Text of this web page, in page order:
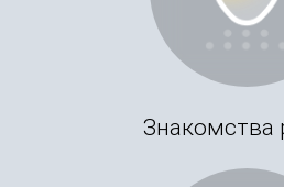
Знакомства